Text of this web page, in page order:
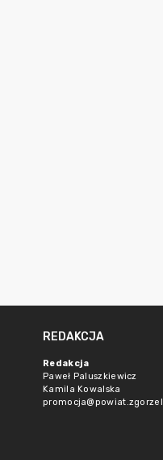
REDAKCJA
Redakcja
Paweł Paluszkiewicz
Kamila Kowalska